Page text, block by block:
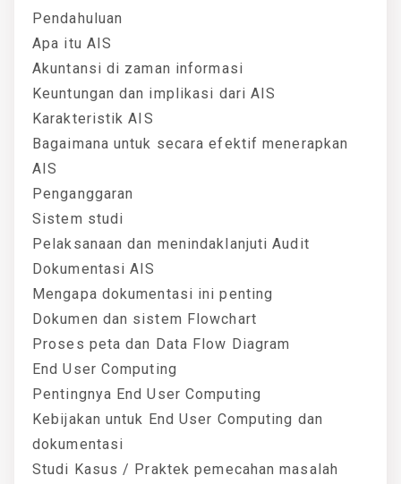
Pendahuluan
Apa itu AIS
Akuntansi di zaman informasi
Keuntungan dan implikasi dari AIS
Karakteristik AIS
Bagaimana untuk secara efektif menerapkan
AIS
Penganggaran
Sistem studi
Pelaksanaan dan menindaklanjuti Audit
Dokumentasi AIS
Mengapa dokumentasi ini penting
Dokumen dan sistem Flowchart
Proses peta dan Data Flow Diagram
End User Computing
Pentingnya End User Computing
Kebijakan untuk End User Computing dan
dokumentasi
Studi Kasus / Praktek pemecahan masalah